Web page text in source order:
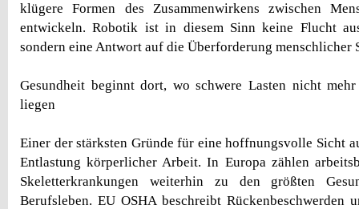
klügere Formen des Zusammenwirkens zwischen
entwickeln. Robotik ist in diesem Sinn keine Flucht
sondern eine Antwort auf die Überforderung menschlicher
Gesundheit beginnt dort, wo schwere Lasten nicht
liegen
Einer der stärksten Gründe für eine hoffnungsvolle Sicht
Entlastung körperlicher Arbeit. In Europa zählen
Skeletterkrankungen weiterhin zu den größten
Berufsleben. EU OSHA beschreibt Rückenbeschwerden